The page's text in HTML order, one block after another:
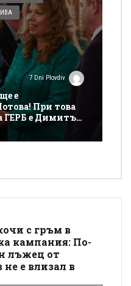
7 Dni Plovdiv
е
При това
ГЕРБ е Димитър
с гръм в
кампания: По-
лъжец от
е влизал в